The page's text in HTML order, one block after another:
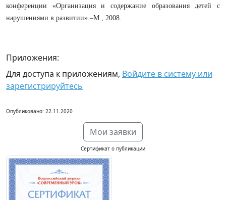
конференции «Организация и содержание образования детей с
нарушениями в развитии».–М., 2008.
Приложения:
Для доступа к приложениям, Войдите в систему или
зарегистрируйтесь
Опубликовано: 22.11.2020
Мои заявки
Сертификат о публикации